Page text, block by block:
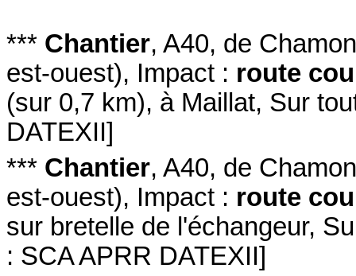
*** Chantier, A40, de
est-ouest), Impact : route
(sur 0,7 km), à Maillat, Sur
DATEXII]
*** Chantier, A40, de
est-ouest), Impact : route
sur bretelle de l'échangeur,
: SCA APRR DATEXII]